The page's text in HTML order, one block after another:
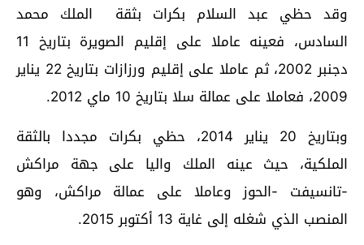
وقد حظي عبد السلام بكرات بثقة الملك محمد
السادس، فعينه عاملا على إقليم الصويرة بتاريخ 11
دجنبر 2002، ثم عاملا على إقليم ورزازات بتاريخ 22 يناير
2009، فعاملا على عمالة سلا بتاريخ 10 ماي 2012.
وبتاريخ 20 يناير 2014، حظي بكرات مجددا بالثقة
الملكية، حيث عينه الملك واليا على جهة مراكش
-تانسيفت -الحوز وعاملا على عمالة مراكش، وهو
المنصب الذي شغله إلى غاية 13 أكتوبر 2015.